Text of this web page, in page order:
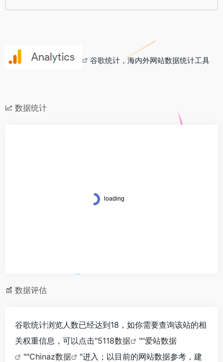
谷歌统计，海内外网站数据统计工具
数据统计
数据评估
谷歌统计浏览人数已经达到18，如你需要查询该站的相
关权重信息，可以点击"5118数据 ""爱站数据
""Chinaz数据
"进入；以目前的网站数据参考，建